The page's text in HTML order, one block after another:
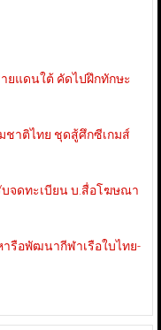
ยแดนใต้ คัดไปฝึกทักษะ
ชาติไทย ชุดสู้ศึกซีเกมส์
บจดทะเบียน บ.สื่อโฆษณา
ารือพัฒนากีฬาเรือใบไทย-